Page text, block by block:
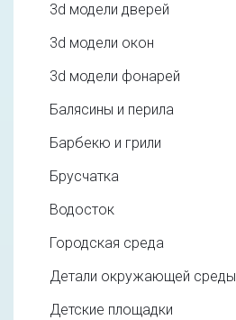
3d модели дверей
3d модели окон
3d модели фонарей
Балясины и перила
Барбекю и грили
Брусчатка
Водосток
Городская среда
Детали окружающей среды
Детские площадки